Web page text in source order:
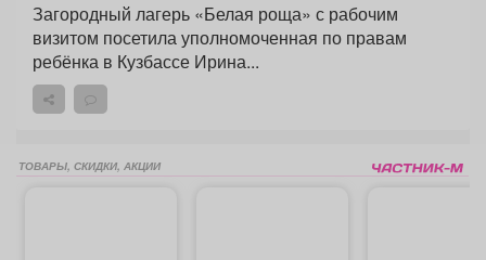
Загородный лагерь «Белая роща» с рабочим
визитом посетила уполномоченная по правам
ребёнка в Кузбассе Ирина...
ТОВАРЫ, СКИДКИ, АКЦИИ